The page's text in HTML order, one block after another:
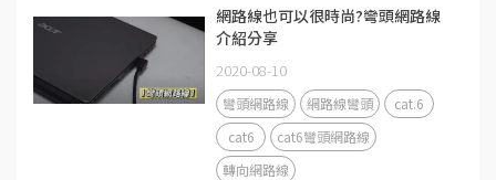
網路線也可以很時尚?彎頭網路線
介紹分享
2020-08-10
彎頭網路線 網路線彎頭
cat.6
cat6
cat6彎頭網路線
轉向網路線